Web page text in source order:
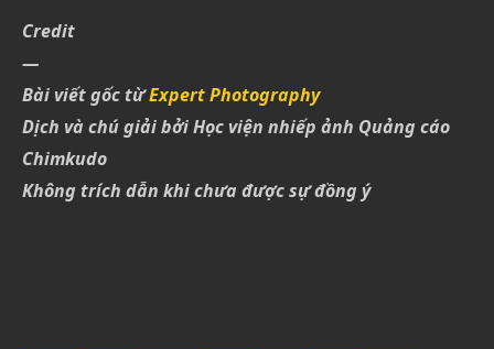
Credit
—
Bài viết gốc từExpert Photography
Dịch và chú giải bởi Học viện nhiếp ảnh Quảng cáo
Chimkudo
Không trích dẫn khi chưa được sự đồng ý